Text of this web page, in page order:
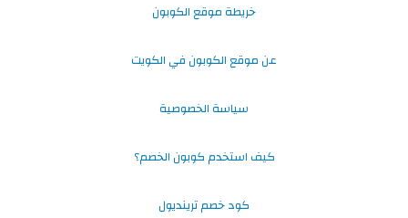
خريطة موقع الكوبون
عن موقع الكوبون في الكويت
سياسة الخصوصية
كيف استخدم كوبون الخصم؟
كود خصم ترينديول